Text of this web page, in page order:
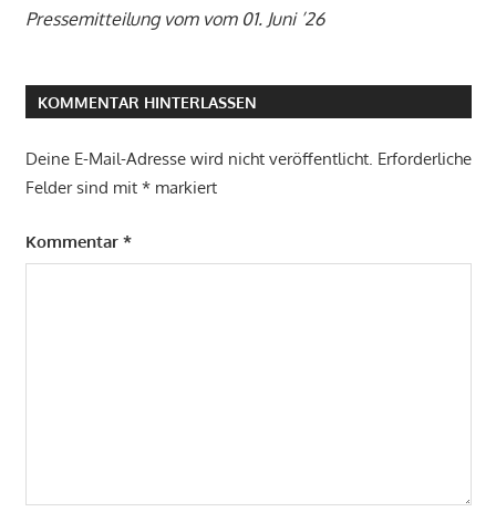
Pressemitteilung vom vom 01. Juni ’26
KOMMENTAR HINTERLASSEN
Deine E-Mail-Adresse wird nicht veröffentlicht. Erforderliche
Felder sind mit *markiert
Kommentar *